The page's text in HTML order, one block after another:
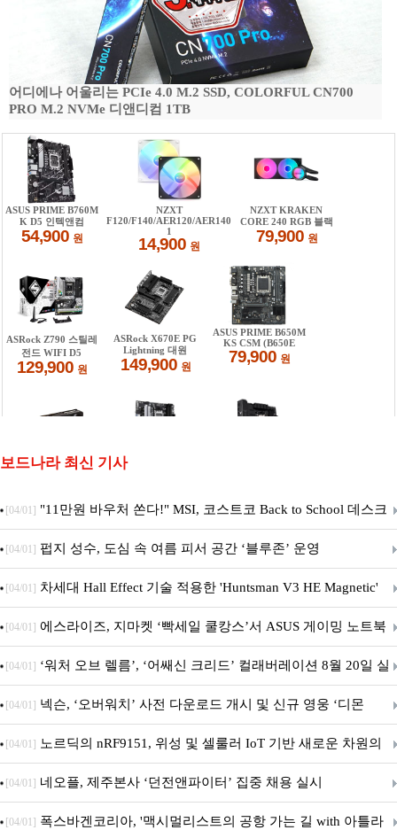
어디에나 어울리는 PCIe 4.0 M.2 SSD, COLORFUL CN700
PRO M.2 NVMe 디앤디컴 1TB
보드나라 최신 기사
[04/01] "11만원 바우처 쏜다!" MSI, 코스트코 Back to School 데스크
탑 프로모션 진행
[04/01] 펍지 성수, 도심 속 여름 피서 공간 ‘블루존’ 운영
[04/01] 차세대 Hall Effect 기술 적용한 'Huntsman V3 HE Magnetic'
시리즈 출시
[04/01] 에스라이즈, 지마켓 ‘빡세일 쿨캉스’서 ASUS 게이밍 노트북
특별 프로모션 진행
[04/01] ‘워처 오브 렐름’, ‘어쌔신 크리드’ 컬래버레이션 8월 20일 실
시
[04/01] 넥슨, ‘오버워치’ 사전 다운로드 개시 및 신규 영웅 ‘디몬
(D.Mon)’ 공개!
[04/01] 노르딕의 nRF9151, 위성 및 셀룰러 IoT 기반 새로운 차원의
커넥티드 기기 개발 지원
[04/01] 네오플, 제주본사 ‘던전앤파이터’ 집중 채용 실시
[04/01] 폭스바겐코리아, '맥시멀리스트의 공항 가는 길 with 아틀라